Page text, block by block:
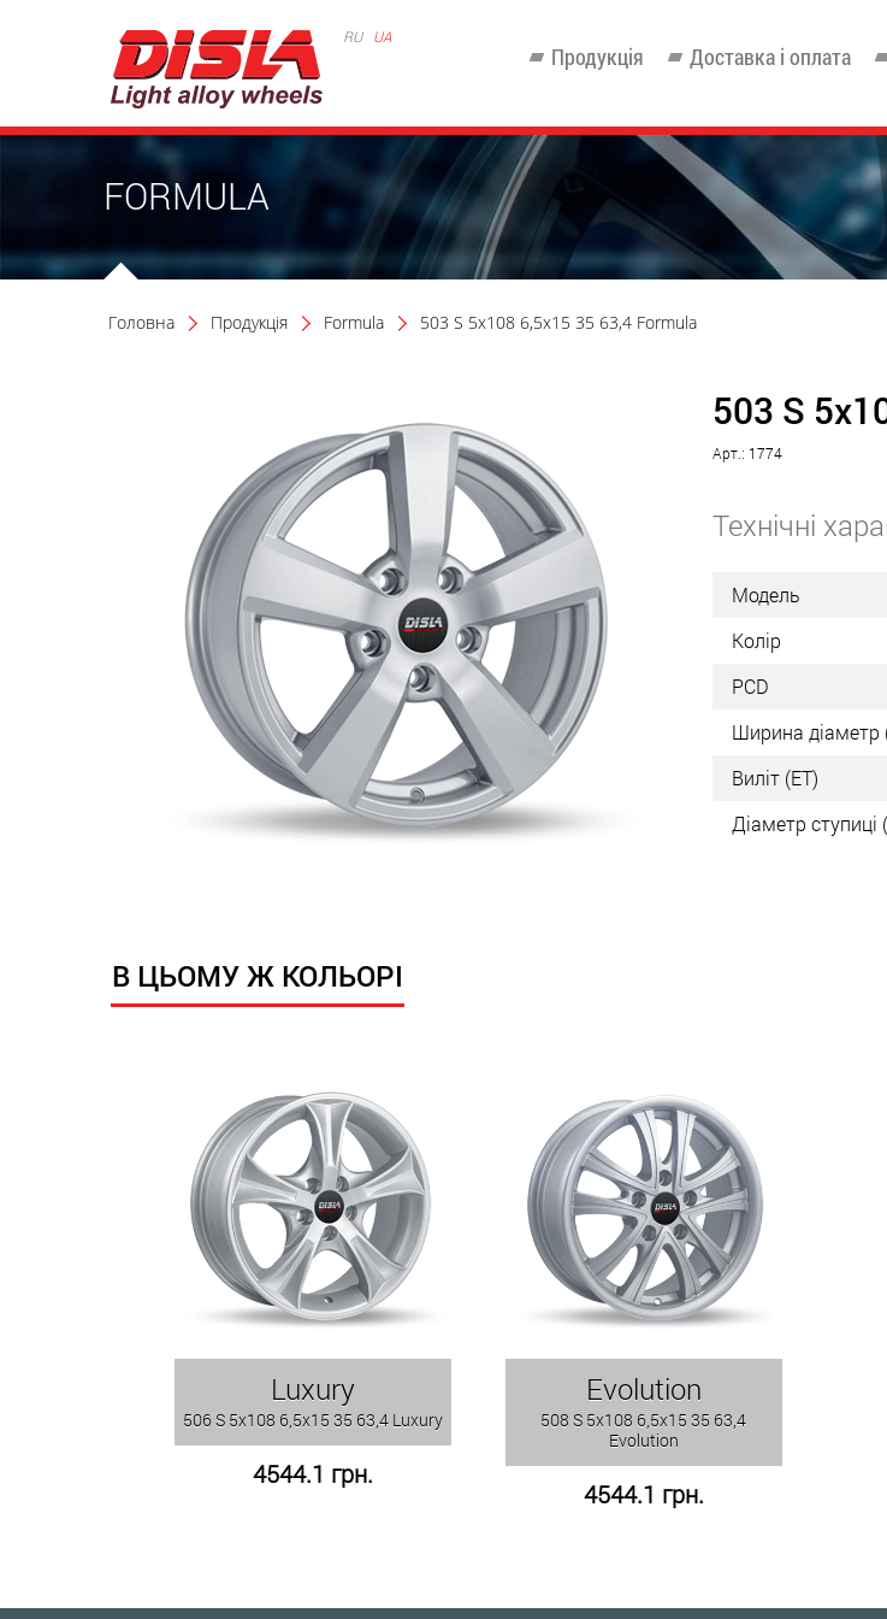
RU UA
Продукція Доставка і оплата
FORMULA
Головна Продукція Formula 503 S 5x108 6,5x15 35 63,4 Formula
503 S
Арт.: 1774
Технічні
Модель
Колір
PCD
Ширина діаметр
Виліт (ET)
Діаметр ступиці
В ЦЬОМУ Ж КОЛЬОРІ
Luxury
506 S 5x108 6,5x15 35 63,4 Luxury
4544.1 грн.
Evolution
508 S 5x108 6,5x15 35 63,4
Evolution
4544.1 грн.